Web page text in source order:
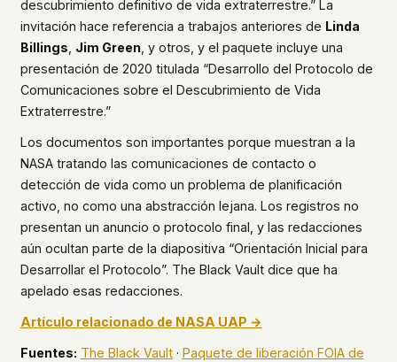
descubrimiento definitivo de vida extraterrestre.” La
invitación hace referencia a trabajos anteriores de Linda
Billings Jim Green, y otros, y el paquete incluye una
presentación de 2020 titulada “Desarrollo del Protocolo de
Comunicaciones sobre el Descubrimiento de Vida
Extraterrestre.”
Los documentos son importantes porque muestran a la
NASA tratando las comunicaciones de contacto o
detección de vida como un problema de planificación
activo, no como una abstracción lejana. Los registros no
presentan un anuncio o protocolo final, y las redacciones
aún ocultan parte de la diapositiva “Orientación Inicial para
Desarrollar el Protocolo”. The Black Vault dice que ha
apelado esas redacciones.
Artículo relacionado de NASA UAP →
Fuentes: The Black Vault· Paquete de liberación FOIA de